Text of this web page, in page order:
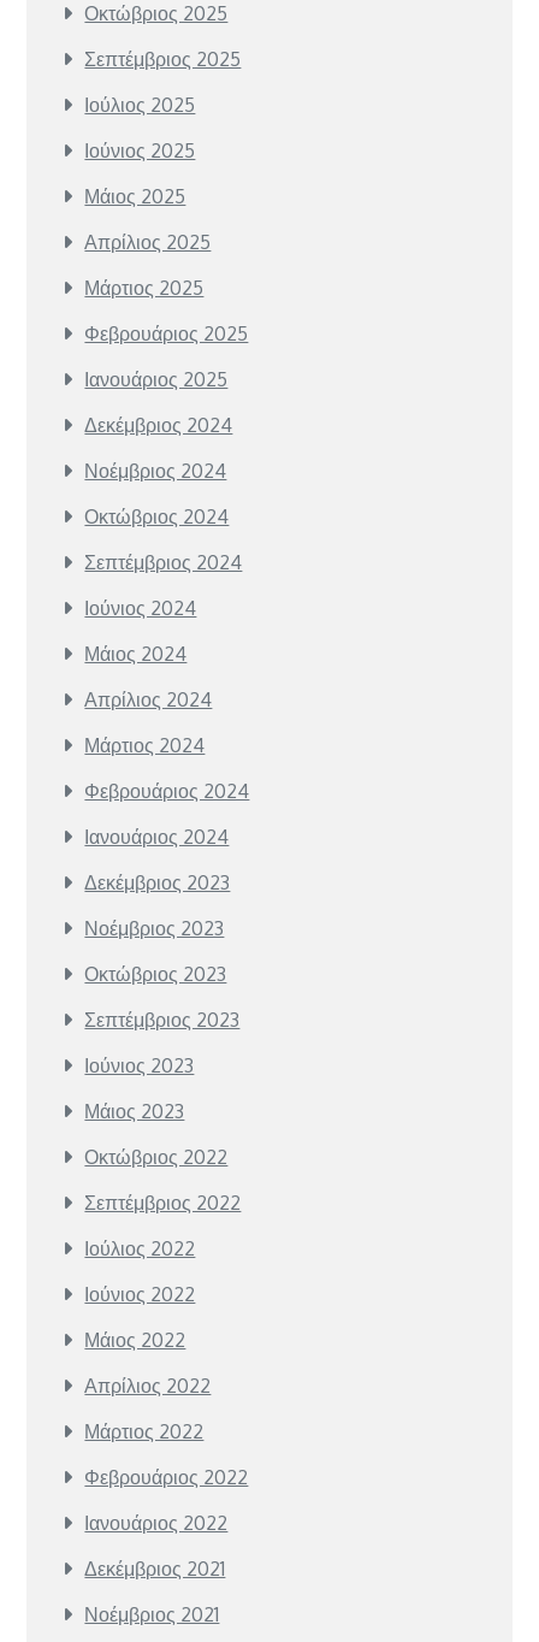
Οκτώβριος 2025
Σεπτέμβριος 2025
Ιούλιος 2025
Ιούνιος 2025
Μάιος 2025
Απρίλιος 2025
Μάρτιος 2025
Φεβρουάριος 2025
Ιανουάριος 2025
Δεκέμβριος 2024
Νοέμβριος 2024
Οκτώβριος 2024
Σεπτέμβριος 2024
Ιούνιος 2024
Μάιος 2024
Απρίλιος 2024
Μάρτιος 2024
Φεβρουάριος 2024
Ιανουάριος 2024
Δεκέμβριος 2023
Νοέμβριος 2023
Οκτώβριος 2023
Σεπτέμβριος 2023
Ιούνιος 2023
Μάιος 2023
Οκτώβριος 2022
Σεπτέμβριος 2022
Ιούλιος 2022
Ιούνιος 2022
Μάιος 2022
Απρίλιος 2022
Μάρτιος 2022
Φεβρουάριος 2022
Ιανουάριος 2022
Δεκέμβριος 2021
Νοέμβριος 2021